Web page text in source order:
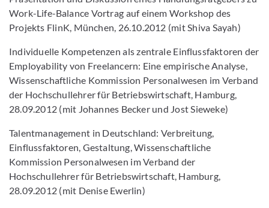
Work-Life-Balance Vortrag auf einem Workshop des
Projekts FlinK, München, 26.10.2012 (mit Shiva Sayah)
Individuelle Kompetenzen als zentrale Einflussfaktoren der
Employability von Freelancern: Eine empirische Analyse,
Wissenschaftliche Kommission Personalwesen im Verband
der Hochschullehrer für Betriebswirtschaft, Hamburg,
28.09.2012 (mit Johannes Becker und Jost Sieweke)
Talentmanagement in Deutschland: Verbreitung,
Einflussfaktoren, Gestaltung, Wissenschaftliche
Kommission Personalwesen im Verband der
Hochschullehrer für Betriebswirtschaft, Hamburg,
28.09.2012 (mit Denise Ewerlin)